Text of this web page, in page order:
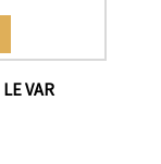
LE VAR